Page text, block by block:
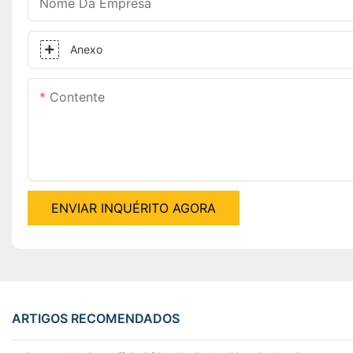
Nome Da Empresa
Anexo
Contente
ENVIAR INQUÉRITO AGORA
ARTIGOS RECOMENDADOS